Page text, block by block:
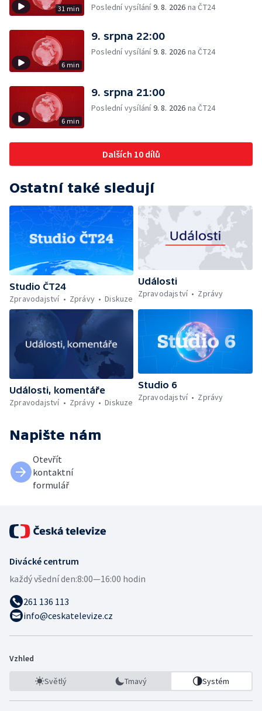
31 min
Poslední vysílání9. 8. 2026 na ČT24
6 min
9. srpna 22:00
Poslední vysílání9. 8. 2026 na ČT24
6 min
9. srpna 21:00
Poslední vysílání9. 8. 2026 na ČT24
Dalších 10 dílů
Ostatní také sledují
Studio ČT24
Zpravodajství
Zprávy Diskuze
Události
Zpravodajství
Zprávy
Události, komentáře
Zpravodajství
Zprávy Diskuze
Studio 6
Zpravodajství
Zprávy
Napište nám
Otevřít
kontaktní
formulář
Divácké centrum
každý všední den:8:00—16:00 hodin
261 136 113
info@ceskatelevize.cz
Vzhled
Světlý Tmavý Systém